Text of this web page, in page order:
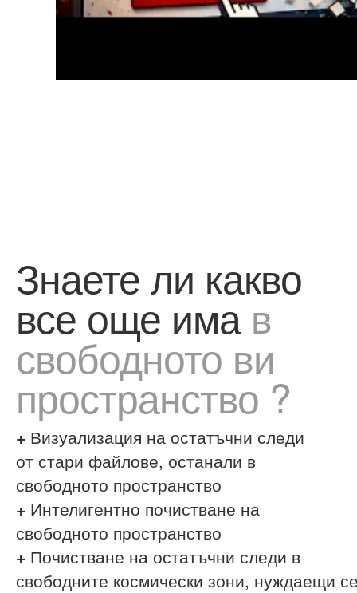
Знаете ли какво
все още има в
свободното ви
пространство ?
+ Визуализация на остатъчни следи
от стари файлове, останали в
свободното пространство
+ Интелигентно почистване на
свободното пространство
+ Почистване на остатъчни следи в
свободните космически зони, нуждаещи